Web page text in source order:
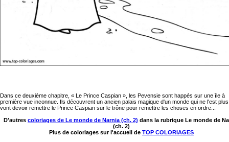
Dans ce deuxième chapitre, « Le Prince Caspian », les Pevensie sont happés sur une île à
première vue inconnue. Ils découvrent un ancien palais magique d'un monde qui ne l'est
vont devoir remettre le Prince Caspian sur le trône pour remettre les choses en ordre...
D'autres coloriages de Le monde de Narnia (ch. 2) dans la rubrique Le monde de
(ch. 2)
Plus de coloriages sur l'accueil de TOP COLORIAGES